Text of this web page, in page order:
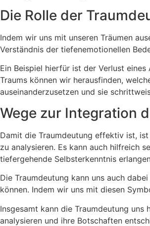
Die Rolle der
Indem wir uns mit unseren Träumen
Verständnis der tiefenemotionellen
Ein Beispiel hierfür ist der Verlust
Traums können wir herausfinden,
auseinanderzusetzen und sie
Wege zur Integration
Damit die Traumdeutung effektiv ist,
zu analysieren. Es kann auch hilfreich
tiefergehende Selbsterkenntnis
Die Traumdeutung kann uns auch
können. Indem wir uns mit diesen
Insgesamt kann die Traumdeutung
analysieren und ihre Botschaften